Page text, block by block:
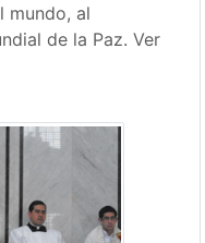
mundo, al
de la Paz. Ver